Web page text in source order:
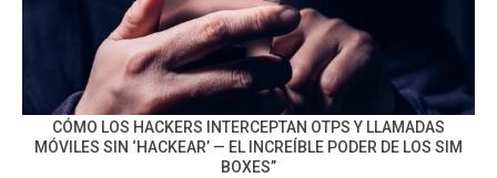
CÓMO LOS HACKERS INTERCEPTAN OTPS Y LLAMADAS
MÓVILES SIN ‘HACKEAR’ — EL INCREÍBLE PODER DE LOS SIM
BOXES”